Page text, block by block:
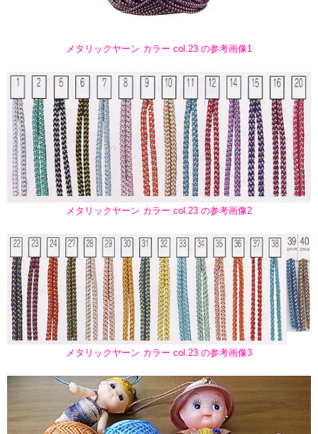
メタリックヤーン カラー col.23 の参考画像1
メタリックヤーン カラー col.23 の参考画像2
メタリックヤーン カラー col.23 の参考画像3